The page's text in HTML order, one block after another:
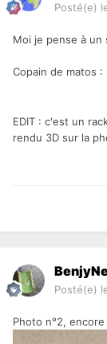
Posté(e)
Moi je pense à
Copain de matos
EDIT : c'est un
rendu 3D sur la
Posté(e)
Photo n°2,